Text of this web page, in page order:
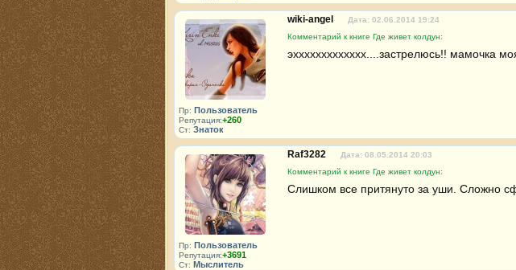
Пр: Пользователь
Репутация:+260
Ст: Знаток
wiki-angel
Дата: 02.06.2014 19:24
Комментарий к книге Где живет колдун:
эххххххххххххх....застрелюсь!!
Пр: Пользователь
Репутация:+3691
Ст: Мыслитель
Raf3282
Дата: 08.05.2014 20:03
Комментарий к книге Где живет колдун:
Слишком все притянуто за уши. Сложно